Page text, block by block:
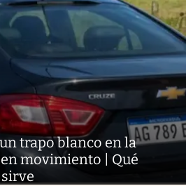
trapo blanco en la
movimiento | Qué